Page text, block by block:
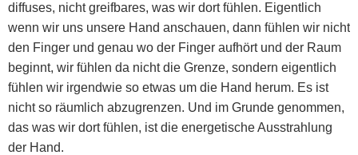
diffuses, nicht greifbares, was wir dort fühlen. Eigentlich
wenn wir uns unsere Hand anschauen, dann fühlen wir nicht
den Finger und genau wo der Finger aufhört und der Raum
beginnt, wir fühlen da nicht die Grenze, sondern eigentlich
fühlen wir irgendwie so etwas um die Hand herum. Es ist
nicht so räumlich abzugrenzen. Und im Grunde genommen,
das was wir dort fühlen, ist die energetische Ausstrahlung
der Hand.